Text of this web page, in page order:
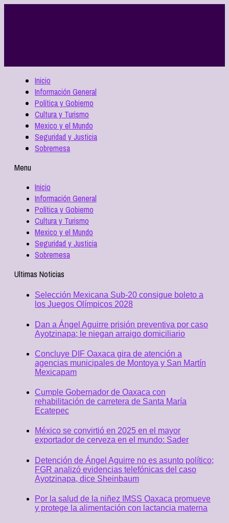
Inicio
Información General
Política y Gobierno
Cultura y Turismo
Mexico y el Mundo
Seguridad y Justicia
Sobremesa
Menu
Inicio
Información General
Política y Gobierno
Cultura y Turismo
Mexico y el Mundo
Seguridad y Justicia
Sobremesa
Ultimas Noticias
Selección Mexicana Sub-20 consigue boleto a
los Juegos Olímpicos 2028
Dan a Ángel Aguirre prisión preventiva por caso
Ayotzinapa; le niegan arraigo domiciliario
Concluye DIF Oaxaca gira de atención a
agencias municipales de Montoya y San Martín
Mexicapam
Cumple Gobernador de Oaxaca con
rehabilitación de carretera de Santa María
Ecatepec
México se convirtió en 2025 en el mayor
exportador de cerveza en el mundo: Sader
Detención de Ángel Aguirre no es asunto político;
FGR analizó evidencias telefónicas del caso
Ayotzinapa, dice Sheinbaum
Por la salud de la niñez IMSS Oaxaca promueve
y protege la alimentación con lactancia materna